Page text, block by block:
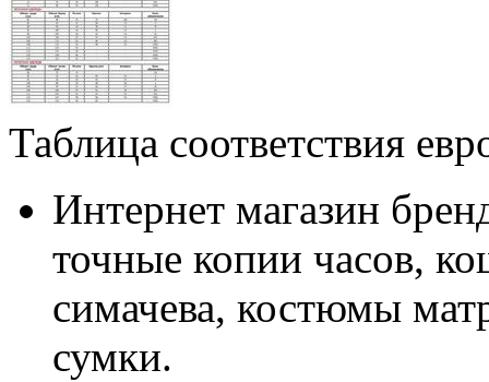
Таблица соответствия
Интернет магазин
точные копии часов,
симачева, костюмы
сумки.